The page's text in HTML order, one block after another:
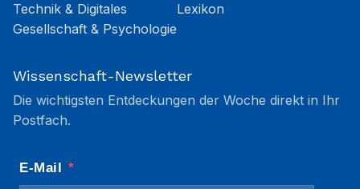
Technik & Digitales
Gesellschaft & Psychologie
Lexikon
Wissenschaft-Newsletter
Die wichtigsten Entdeckungen der Woche direkt in Ihr
Postfach.